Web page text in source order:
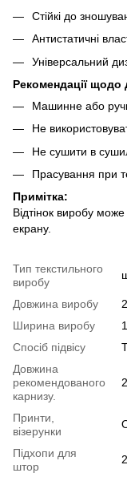
Стійкі до
Антистатичні
Універсальний
Рекомендації щодо
Машинне або
Не
Не сушити в
Прасування при
Примітка:
Відтінок виробу
екрану.
Тип текстильного
виробу
Довжина виробу
Ширина виробу
Спосіб підвісу
Довжина
рекомендованого
карнизу.
Принти,
візерунки
Підхопи для
штор
2